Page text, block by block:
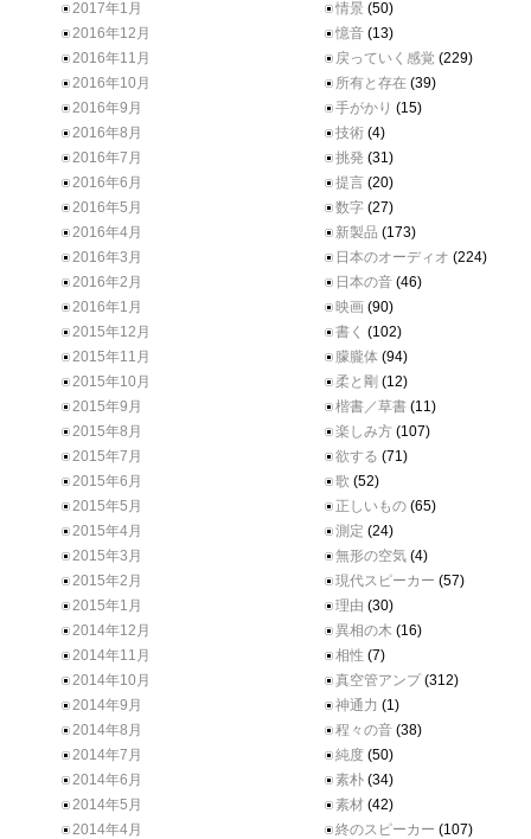
2017年1月
2016年12月
2016年11月
2016年10月
2016年9月
2016年8月
2016年7月
2016年6月
2016年5月
2016年4月
2016年3月
2016年2月
2016年1月
2015年12月
2015年11月
2015年10月
2015年9月
2015年8月
2015年7月
2015年6月
2015年5月
2015年4月
2015年3月
2015年2月
2015年1月
2014年12月
2014年11月
2014年10月
2014年9月
2014年8月
2014年7月
2014年6月
2014年5月
2014年4月
情景 (50)
憶音 (13)
戻っていく感覚 (229)
所有と存在 (39)
手がかり (15)
技術 (4)
挑発 (31)
提言 (20)
数字 (27)
新製品 (173)
日本のオーディオ (224)
日本の音 (46)
映画 (90)
書く (102)
朦朧体 (94)
柔と剛 (12)
楷書／草書 (11)
楽しみ方 (107)
欲する (71)
歌 (52)
正しいもの (65)
測定 (24)
無形の空気 (4)
現代スピーカー (57)
理由 (30)
異相の木 (16)
相性 (7)
真空管アンプ (312)
神通力 (1)
程々の音 (38)
純度 (50)
素朴 (34)
素材 (42)
終のスピーカー (107)